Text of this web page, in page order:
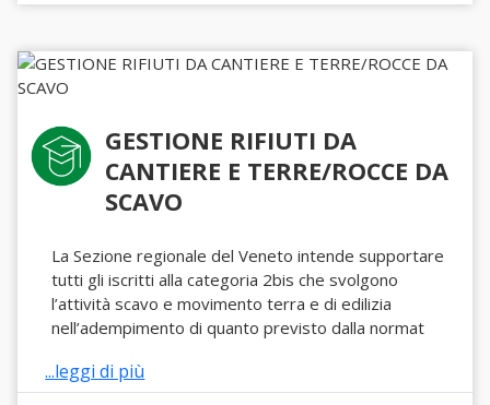
GESTIONE RIFIUTI DA
CANTIERE E TERRE/ROCCE DA
SCAVO
La Sezione regionale del Veneto intende supportare
tutti gli iscritti alla categoria 2bis che svolgono
l’attività scavo e movimento terra e di edilizia
nell’adempimento di quanto previsto dalla normat
...leggi di più